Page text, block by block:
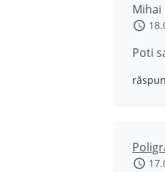
Mihai
Poti